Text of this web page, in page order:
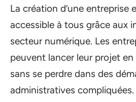
La création d’une entreprise
accessible à tous grâce aux
secteur numérique. Les
peuvent lancer leur projet
sans se perdre dans des
administratives